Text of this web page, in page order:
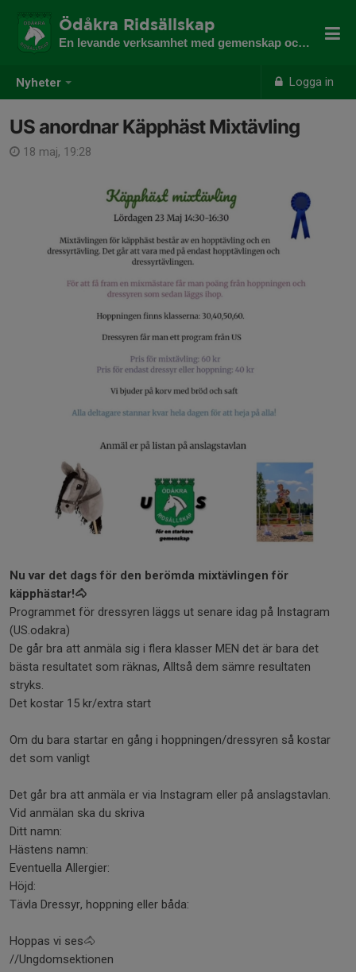
Nyheter Logga in
Ödåkra Ridsällskap
En levande verksamhet med gemenskap och utveckling
US anordnar Käpphäst Mixtävling
18 maj, 19:28
Nu var det dags för den berömda mixtävlingen för
käpphästar!🐴
Programmet för dressyren läggs ut senare idag på Instagram
(US.odakra)
De går bra att anmäla sig i flera klasser MEN det är bara det
bästa resultatet som räknas, Alltså dem sämre resultaten
stryks.
Det kostar 15 kr/extra start
Om du bara startar en gång i hoppningen/dressyren så kostar
det som vanligt
Det går bra att anmäla er via Instagram eller på anslagstavlan.
Vid anmälan ska du skriva
Ditt namn:
Hästens namn:
Eventuella Allergier:
Höjd:
Tävla Dressyr, hoppning eller båda:
Hoppas vi ses🐴
//Ungdomsektionen